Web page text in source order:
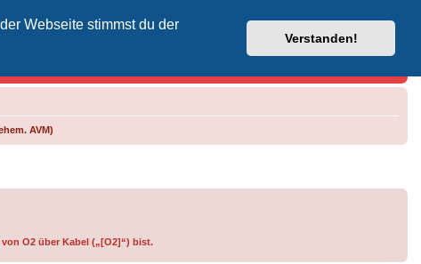
Webseite stimmst du der
Verstanden!
Vodafone-Kabel-Helpdesk
AVM)
O2 über Kabel („[O2]“) bist.